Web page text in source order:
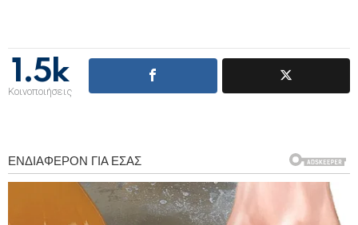
1.5k
Κοινοποιήσεις